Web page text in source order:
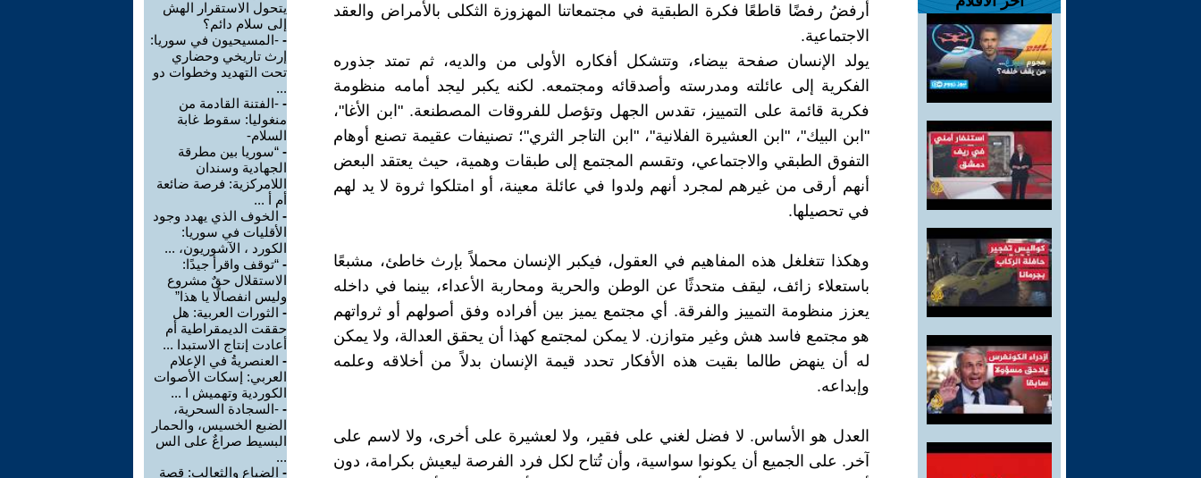
أرفضُ رفضًا قاطعًا فكرة الطبقية في مجتمعاتنا المهزوزة الثكلى بالأمراض والعقد
الاجتماعية.
يولد الإنسان صفحة بيضاء، وتتشكل أفكاره الأولى من والديه، ثم تمتد جذوره
الفكرية إلى عائلته ومدرسته وأصدقائه ومجتمعه. لكنه يكبر ليجد أمامه منظومة
فكرية قائمة على التمييز، تقدس الجهل وتؤصل للفروقات المصطنعة. "ابن الأغا"،
"ابن البيك"، "ابن العشيرة الفلانية"، "ابن التاجر الثري"؛ تصنيفات عقيمة تصنع أوهام
التفوق الطبقي والاجتماعي، وتقسم المجتمع إلى طبقات وهمية، حيث يعتقد البعض
أنهم أرقى من غيرهم لمجرد أنهم ولدوا في عائلة معينة، أو امتلكوا ثروة لا يد لهم
في تحصيلها.
وهكذا تتغلغل هذه المفاهيم في العقول، فيكبر الإنسان محملاً بإرث خاطئ، مشبعًا
باستعلاء زائف، ليقف متحدثًا عن الوطن والحرية ومحاربة الأعداء، بينما في داخله
يعزز منظومة التمييز والفرقة. أي مجتمع يميز بين أفراده وفق أصولهم أو ثرواتهم
هو مجتمع فاسد هش وغير متوازن. لا يمكن لمجتمع كهذا أن يحقق العدالة، ولا يمكن
له أن ينهض طالما بقيت هذه الأفكار تحدد قيمة الإنسان بدلاً من أخلاقه وعلمه
وإبداعه.
العدل هو الأساس. لا فضل لغني على فقير، ولا لعشيرة على أخرى، ولا لاسم على
آخر. على الجميع أن يكونوا سواسية، وأن تُتاح لكل فرد الفرصة ليعيش بكرامة، دون
يتحول الاستقرار الهش
إلى سلام دائم؟
- -المسيحيون في سوريا:
إرث تاريخي وحضاري
تحت التهديد وخطوات دو
...
- -الفتنة القادمة من
منغوليا: سقوط غابة
السلام-
- “سوريا بين مطرقة
الجهادية وسندان
اللامركزية: فرصة ضائعة
أم أ ...
- الخوف الذي يهدد وجود
الأقليات في سوريا:
الكورد ، الآشوريون، ...
- “توقف واقرأ جيدًا:
الاستقلال حقٌ مشروع
وليس انفصالًا يا هذا”
- الثورات العربية: هل
حققت الديمقراطية أم
أعادت إنتاج الاستبدا ...
- العنصريةُ في الإعلام
العربي: إسكات الأصوات
الكوردية وتهميش ا ...
- -السجادة السحرية،
الضبع الخسيس، والحمار
البسيط صراعٌ على الس
...
- الضباع والثعالب: قصة